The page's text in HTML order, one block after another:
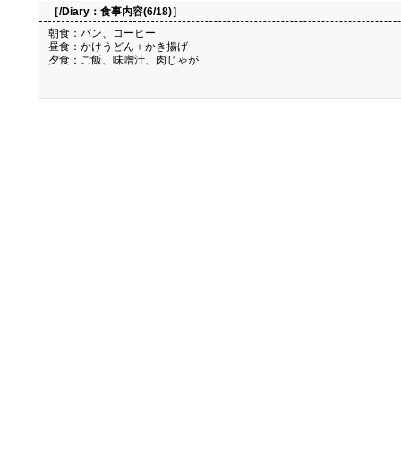
［/Diary： 食事内容(6/18)］
朝食：パン、コーヒー
昼食：かけうどん＋かき揚げ
夕食：ご飯、味噌汁、肉じゃが